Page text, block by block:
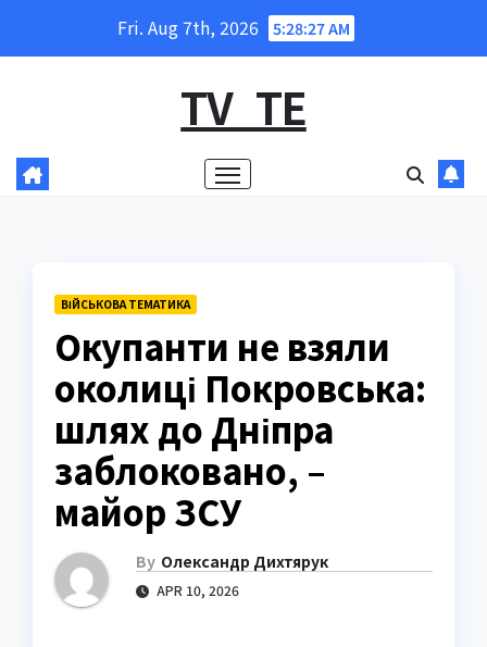
Fri. Aug 7th, 2026 5:28:28 AM
TV_TE
ВІЙСЬКОВА ТЕМАТИКА
Окупанти не взяли
околиці Покровська:
шлях до Дніпра
заблоковано, –
майор ЗСУ
By Олександр Дихтярук
APR 10, 2026